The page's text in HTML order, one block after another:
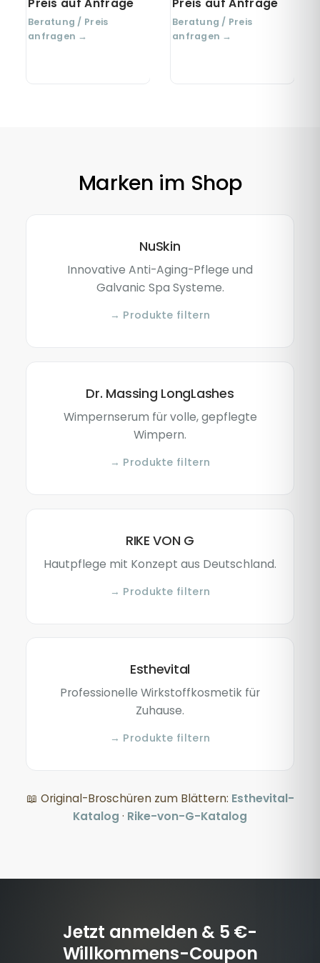
Preis auf Anfrage
Beratung / Preis
anfragen →
Preis auf Anfrage
Beratung / Preis
anfragen →
Marken im Shop
NuSkin
Innovative Anti-Aging-Pflege und
Galvanic Spa Systeme.
→ Produkte filtern
Dr. Massing LongLashes
Wimpernserum für volle, gepflegte
Wimpern.
→ Produkte filtern
RIKE VON G
Hautpflege mit Konzept aus Deutschland.
→ Produkte filtern
Esthevital
Professionelle Wirkstoffkosmetik für
Zuhause.
→ Produkte filtern
📖 Original-Broschüren zum Blättern: Esthevital-
Katalog · Rike-von-G-Katalog
Jetzt anmelden & 5 €-
Willkommens-Coupon